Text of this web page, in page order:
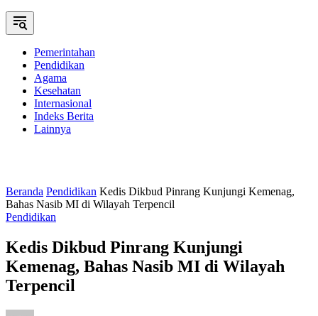
Pemerintahan
Pendidikan
Agama
Kesehatan
Internasional
Indeks Berita
Lainnya
Beranda Pendidikan Kedis Dikbud Pinrang Kunjungi Kemenag,
Bahas Nasib MI di Wilayah Terpencil
Pendidikan
Kedis Dikbud Pinrang Kunjungi
Kemenag, Bahas Nasib MI di Wilayah
Terpencil